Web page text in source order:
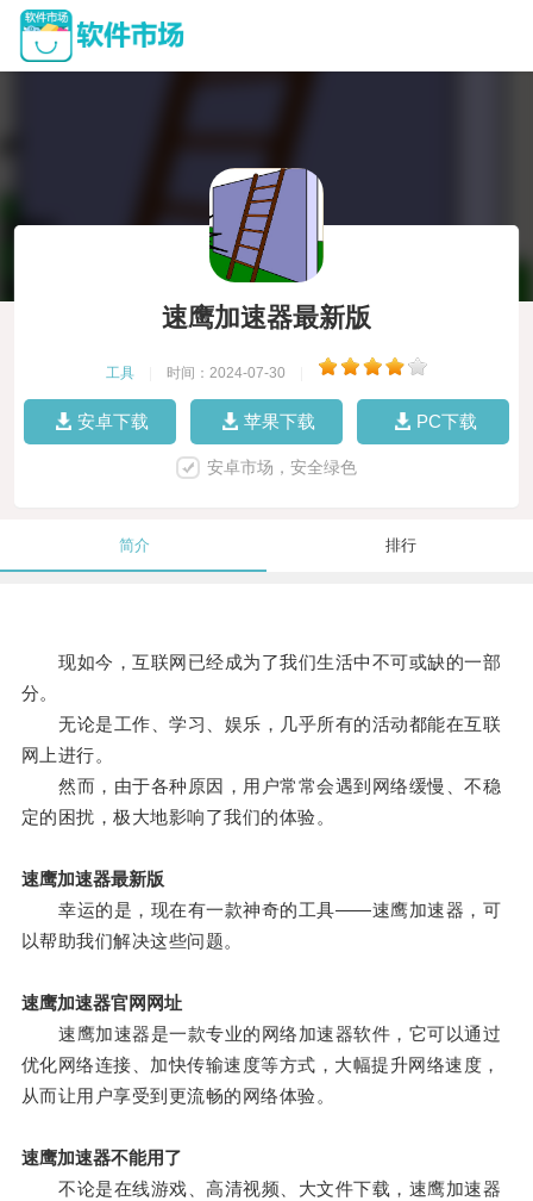
速鹰加速器最新版
工具 时间：2024-07-30
安卓下载 苹果下载 PC下载
安卓市场，安全绿色
简介 排行
现如今，互联网已经成为了我们生活中不可或缺的一部
分。
无论是工作、学习、娱乐，几乎所有的活动都能在互联
网上进行。
然而，由于各种原因，用户常常会遇到网络缓慢、不稳
定的困扰，极大地影响了我们的体验。
速鹰加速器最新版
幸运的是，现在有一款神奇的工具——速鹰加速器，可
以帮助我们解决这些问题。
速鹰加速器官网网址
速鹰加速器是一款专业的网络加速器软件，它可以通过
优化网络连接、加快传输速度等方式，大幅提升网络速度，
从而让用户享受到更流畅的网络体验。
速鹰加速器不能用了
不论是在线游戏、高清视频、大文件下载，速鹰加速器